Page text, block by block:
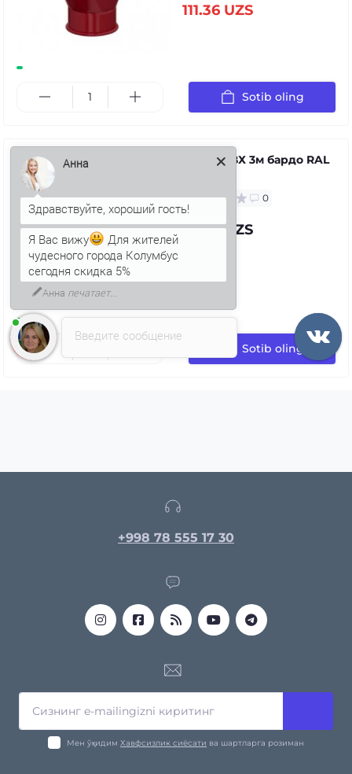
111.36 UZS
Sotib oling
Қувур ПВХ 3м бардо RAL
0
97.39 UZS
Sotib oling
+998 78 555 17 30
Мен ўқидим Хавфсизлик сиёсати ва шартларга розиман
Введите сообщение
Здравствуйте, хороший гость!
Я Вас вижу
Для жителей
чудесного города Колумбус
сегодня скидка 5%